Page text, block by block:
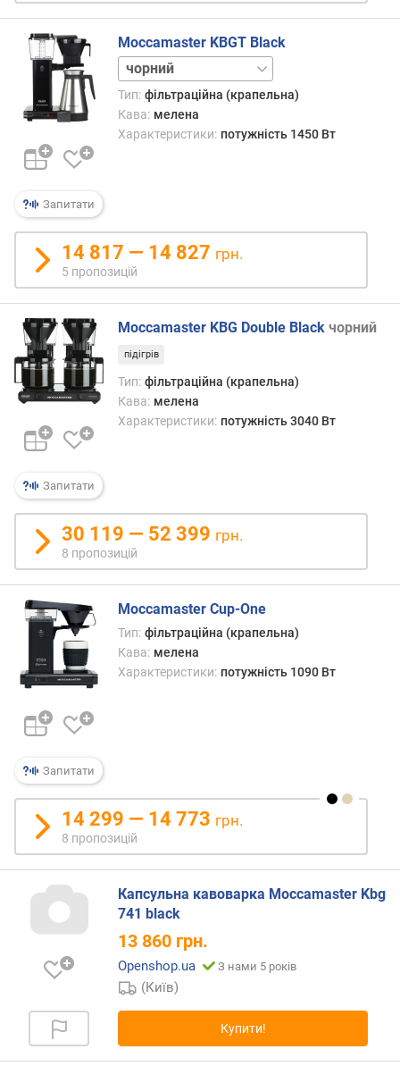
о
о
г
х
і
о
р
о
г
и
х
д
о
д
е
ш
в
з
а
в
і
д
г
у
а
м
з
д
а
т
о
ю
д
о
д
а
Запитати
Moccamaster KBGT Black
білий
нержавіюча
сталь
Тип: фільтраційна (крапельна)
Кава: мелена
Характеристики: потужність 1450 Вт
14 817 — 14 827 грн.
5 пропозицій
Запитати
Moccamaster KBG Double Black чорний
підігрів
Тип: фільтраційна (крапельна)
Кава: мелена
Характеристики: потужність 3040 Вт
30 119 — 52 399 грн.
8 пропозицій
Запитати
Moccamaster Cup-One
Тип: фільтраційна (крапельна)
Кава: мелена
Характеристики: потужність 1090 Вт
14 299 — 14 773 грн.
8 пропозицій
Капсульна кавоварка Moccamaster Kbg
741 black
13 860 грн.
Openshop.ua З нами 5 років
(Київ)
Купити!